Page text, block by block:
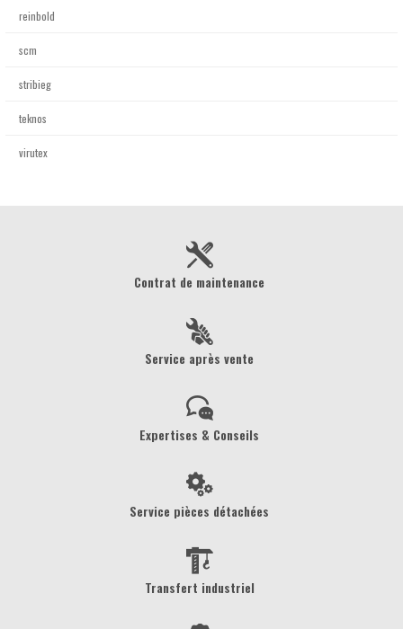
reinbold
scm
stribieg
teknos
virutex
Contrat de maintenance
Service après vente
Expertises & Conseils
Service pièces détachées
Transfert industriel